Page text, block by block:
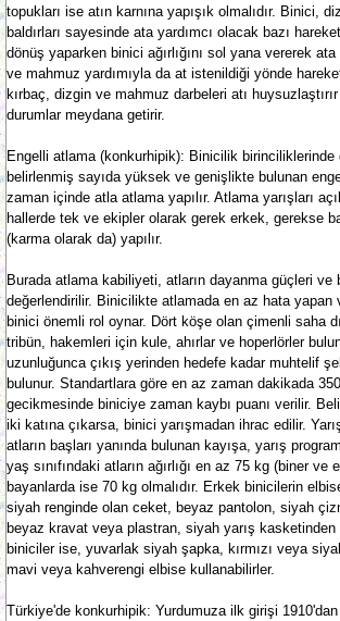
topukları ise atın karnına yapışık olmalıdır. Binici,
baldırları sayesinde ata yardımcı olacak bazı
dönüş yaparken binici ağırlığını sol yana vererek ata
ve mahmuz yardımıyla da at istenildiği yönde
kırbaç, dizgin ve mahmuz darbeleri atı
durumlar meydana getirir.
Engelli atlama (konkurhipik): Binicilik birinciliklerinde
belirlenmiş sayıda yüksek ve genişlikte bulunan
zaman içinde atla atlama yapılır. Atlama yarışları
hallerde tek ve ekipler olarak gerek erkek, gerekse
(karma olarak da) yapılır.
Burada atlama kabiliyeti, atların dayanma güçleri ve
değerlendirilir. Binicilikte atlamada en az hata yapan
binici önemli rol oynar. Dört köşe olan çimenli saha
tribün, hakemleri için kule, ahırlar ve hoperlörler
uzunluğunca çıkış yerinden hedefe kadar muhtelif
bulunur. Standartlara göre en az zaman dakikada
gecikmesinde biniciye zaman kaybı puanı verilir.
iki katına çıkarsa, binici yarışmadan ihrac edilir.
atların başları yanında bulunan kayışa, yarış
yaş sınıfındaki atların ağırlığı en az 75 kg (biner ve
bayanlarda ise 70 kg olmalıdır. Erkek binicilerin
siyah renginde olan ceket, beyaz pantolon, siyah
beyaz kravat veya plastran, siyah yarış
biniciler ise, yuvarlak siyah şapka, kırmızı veya
mavi veya kahverengi elbise kullanabilirler.
Türkiye'de konkurhipik: Yurdumuza ilk girişi 1910'dan